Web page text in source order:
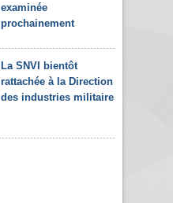
examinée
prochainement
La SNVI bientôt
rattachée à la Direction
des industries militaires